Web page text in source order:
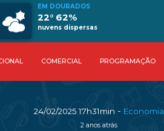
EM DOURADOS
22° 62%
nuvens dispersas
COMERCIAL PROGRAMAÇÃO
24/02/2025 17h31min - Economia
2 anos atrás